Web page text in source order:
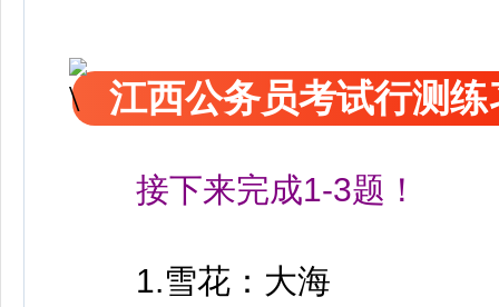
江西公务员考试行测练
接下来完成1-3题！
1.雪花：大海